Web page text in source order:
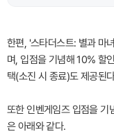
한편, '스타더스트: 별과 마
며, 입점을 기념해 10% 할
택(소진 시 종료)도 제공된
또한 인벤게임즈 입점을 기
은 아래와 같다.